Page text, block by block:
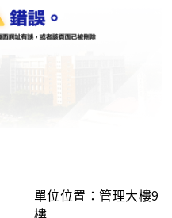
單位位置：管理大樓9
樓